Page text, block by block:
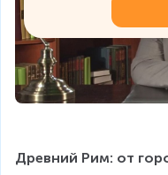
Древний Рим: от